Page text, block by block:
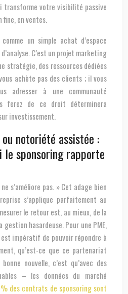
transforme votre visibilité passive
en ventes.
un simple achat d’espace
C’est un projet marketing
stratégie, des ressources dédiées
achète pas des clients ; il vous
adresser à une communauté
ferez de ce droit déterminera
investissement.
notoriété assistée :
le sponsoring rapporte
s’améliore pas. » Cet adage bien
s’applique parfaitement au
le retour est, au mieux, de la
hasardeuse. Pour une PME,
impératif de pouvoir répondre à
qu’est-ce que ce partenariat
nouvelle, c’est qu’avec des
– les données du marché
des contrats de sponsoring sont